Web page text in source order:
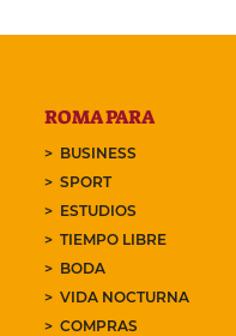
ROMA PARA
BUSINESS
SPORT
ESTUDIOS
TIEMPO LIBRE
BODA
VIDA NOCTURNA
COMPRAS